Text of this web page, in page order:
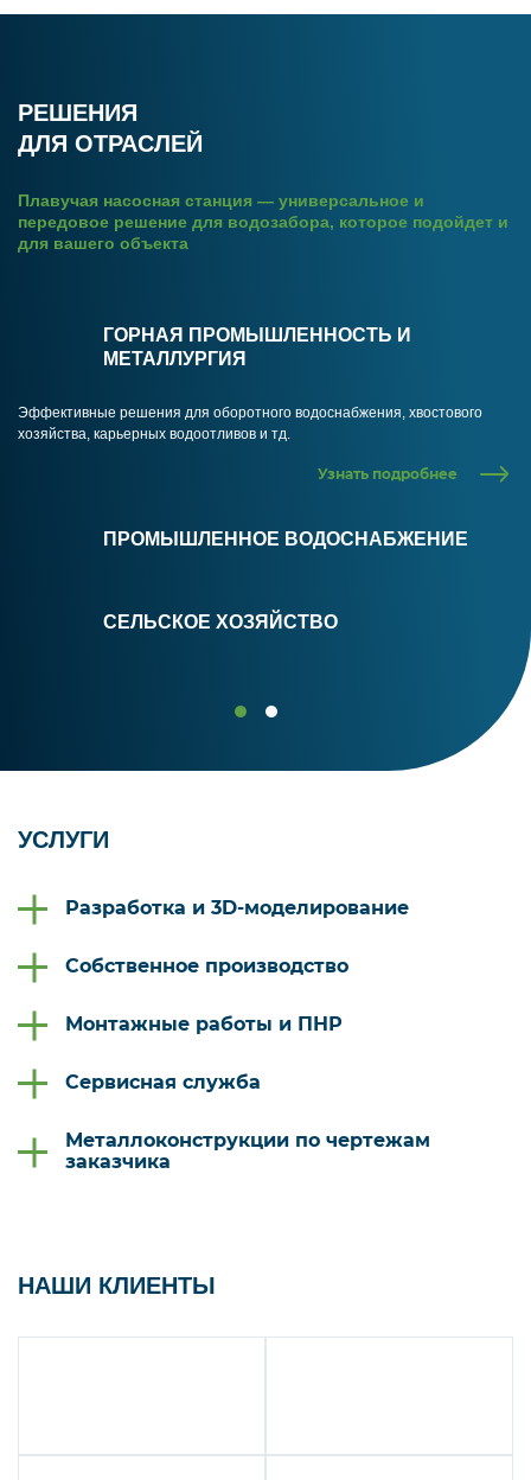
РЕШЕНИЯ
ДЛЯ ОТРАСЛЕЙ
Плавучая насосная станция — универсальное и
передовое решение для водозабора, которое подойдет и
для вашего объекта
ГОРНАЯ ПРОМЫШЛЕННОСТЬ И
МЕТАЛЛУРГИЯ
Эффективные решения для оборотного водоснабжения, хвостового
хозяйства, карьерных водоотливов и тд.
Узнать подробнее
ПРОМЫШЛЕННОЕ ВОДОСНАБЖЕНИЕ
СЕЛЬСКОЕ ХОЗЯЙСТВО
УСЛУГИ
Разработка и 3D-моделирование
Собственное производство
Монтажные работы и ПНР
Сервисная служба
Металлоконструкции по чертежам
заказчика
НАШИ КЛИЕНТЫ